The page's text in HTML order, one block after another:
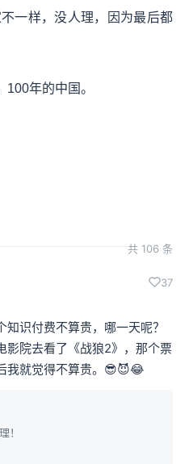
一样，没人理，因为最后都
年的中国。
共 106 条
37
识付费不算贵，哪一天呢？
影院去看了《战狼2》，那个票
我就觉得不算贵。😎😈😂
！